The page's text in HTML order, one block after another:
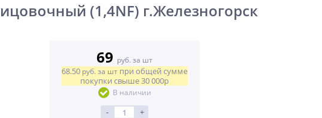
(1,4NF) г.Железногорск
69 руб. за шт
68.50 руб. за шт при общей сумме
покупки свыше30 000р
В наличии
- +